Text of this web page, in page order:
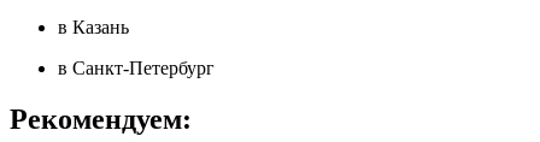
в Казань
в Санкт-Петербург
Рекомендуем: